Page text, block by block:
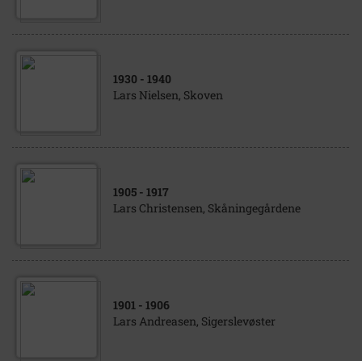
1930 - 1940
Lars Nielsen, Skoven
1905 - 1917
Lars Christensen, Skåningegårdene
1901 - 1906
Lars Andreasen, Sigerslevøster